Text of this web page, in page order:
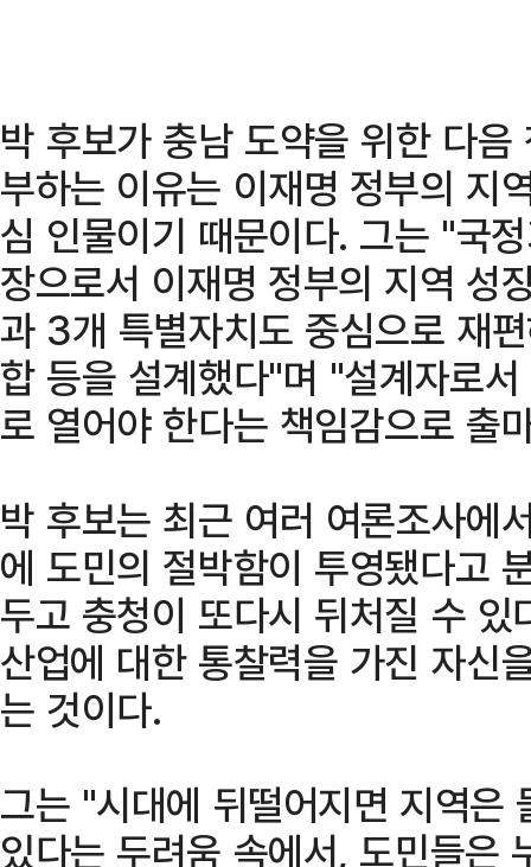
박 후보가 충남 도약을 위한 다
부하는 이유는 이재명 정부의 지
심 인물이기 때문이다. 그는 "국
장으로서 이재명 정부의 지역 성
과 3개 특별자치도 중심으로 재
합 등을 설계했다"며 "설계자로
로 열어야 한다는 책임감으로 출
박 후보는 최근 여러 여론조사에
에 도민의 절박함이 투영됐다고
두고 충청이 또다시 뒤처질 수
산업에 대한 통찰력을 가진 자신
는 것이다.
그는 "시대에 뒤떨어지면 지역은
있다는 두려움 속에서, 도민들은